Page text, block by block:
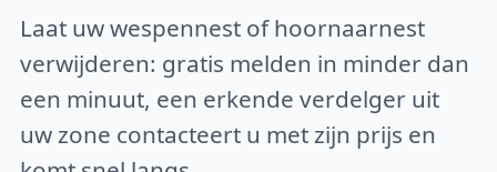
Laat uw wespennest of hoornaarnest
verwijderen: gratis melden in minder dan
een minuut, een erkende verdelger uit
uw zone contacteert u met zijn prijs en